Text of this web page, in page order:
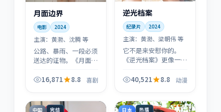
月面边界
电影 2024
主演： 黄渤、沈腾 等
公路、暴雨、一段必须
送达的证物。《月面边
人物关系做刹车：你会
16,871 8.8 喜剧
逆光档案
纪录片 2024
主演： 黄渤、梁朝伟 等
它不是来安慰你的。
《逆光档案》更像一次
普通人还能守住哪一条
40,521 8.8 动漫
中国 完结 日本 热播